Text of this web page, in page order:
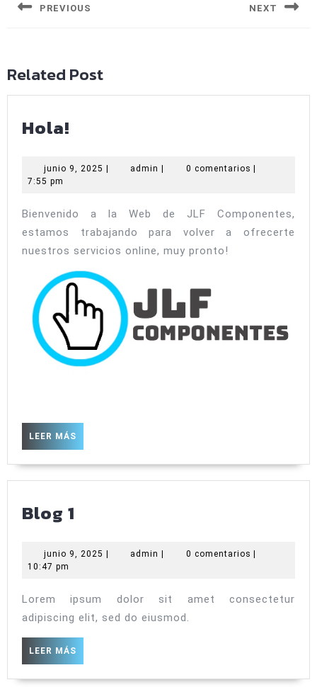
entradas
PREVIOUS NEXT
Related Post
Hola!
junio 9, 2025 junio
| admin admin
| 0 comentarios |
7:55 pm
Bienvenido a la Web de JLF Componentes,
estamos trabajando para volver a ofrecerte
nuestros servicios online, muy pronto!
LEER MÁS
MÁS
Blog 1
junio 9, 2025 junio
| admin admin
| 0 comentarios |
10:47 pm
Lorem ipsum dolor sit amet consectetur
adipiscing elit, sed do eiusmod.
LEER MÁS
MÁS